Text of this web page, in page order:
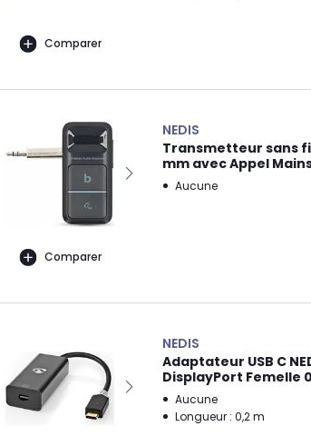
Comparer
Comparer
NEDIS
Transmetteur sans fil
mm avec Appel
Aucune
NEDIS
Adaptateur USB C
DisplayPort Femelle
Aucune
Longueur : 0,2 m